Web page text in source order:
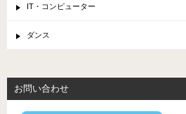
IT・コンピューター
ダンス
お問い合わせ